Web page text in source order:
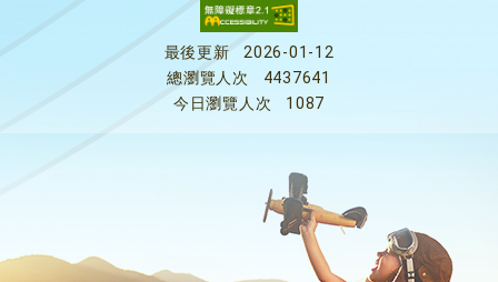
最後更新
2026-01-12
總瀏覽人次
4437641
今日瀏覽人次
1087